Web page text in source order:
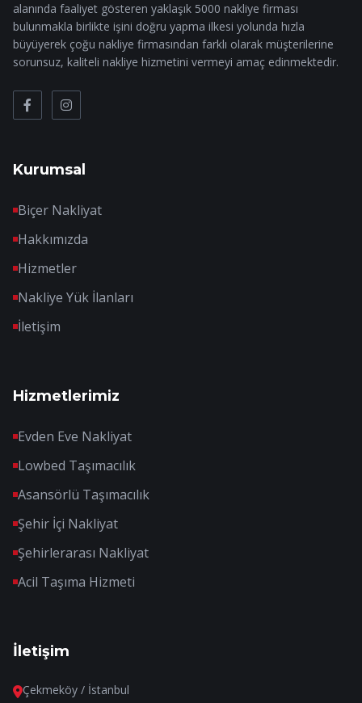
alanında faaliyet gösteren yaklaşık 5000 nakliye firması
bulunmakla birlikte işini doğru yapma ilkesi yolunda hızla
büyüyerek çoğu nakliye firmasından farklı olarak müşterilerine
sorunsuz, kaliteli nakliye hizmetini vermeyi amaç edinmektedir.
Kurumsal
Biçer Nakliyat
Hakkımızda
Hizmetler
Nakliye Yük İlanları
İletişim
Hizmetlerimiz
Evden Eve Nakliyat
Lowbed Taşımacılık
Asansörlü Taşımacılık
Şehir İçi Nakliyat
Şehirlerarası Nakliyat
Acil Taşıma Hizmeti
İletişim
Çekmeköy / İstanbul